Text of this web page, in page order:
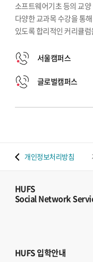
소프트웨어기초 등의 교
다양한 교과목 수강을 통
있도록 합리적인 커리큘
서울캠퍼스
글로벌캠퍼스
개인정보처리방침
HUFS
Social Network
HUFS입학안내